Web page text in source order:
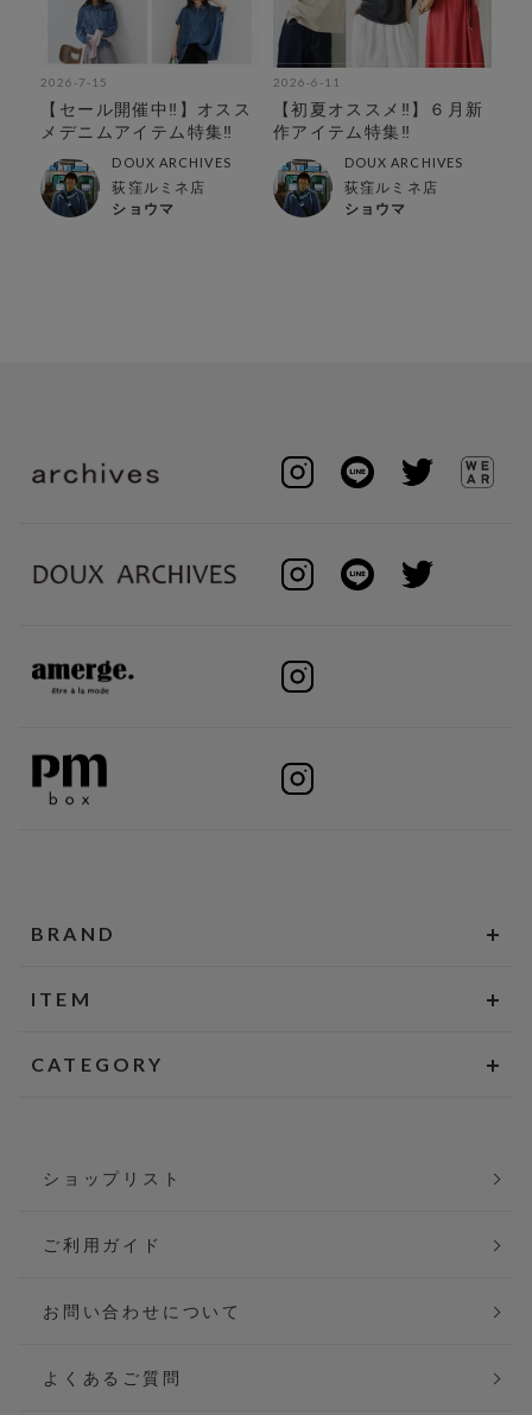
2026-7-15
【セール開催中‼︎】オスス
メデニムアイテム特集‼︎
DOUX ARCHIVES
荻窪ルミネ店
ショウマ
2026-6-11
【初夏オススメ‼︎】６月新
作アイテム特集‼︎
DOUX ARCHIVES
荻窪ルミネ店
ショウマ
BRAND
ITEM
CATEGORY
ショップリスト
ご利用ガイド
お問い合わせについて
よくあるご質問